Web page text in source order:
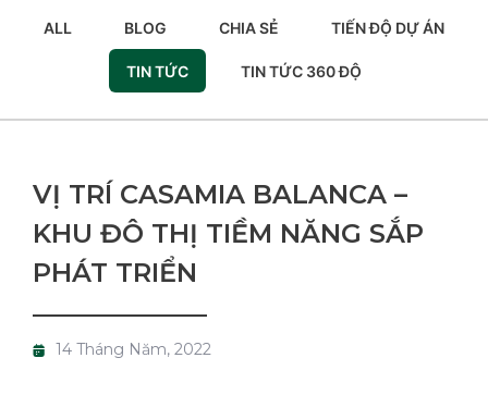
ALL BLOG CHIA SẺ TIẾN ĐỘ DỰ ÁN
TIN TỨC TIN TỨC 360 ĐỘ
VỊ TRÍ CASAMIA BALANCA –
KHU ĐÔ THỊ TIỀM NĂNG SẮP
PHÁT TRIỂN
14 Tháng Năm, 2022